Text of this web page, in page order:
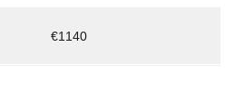
€1140